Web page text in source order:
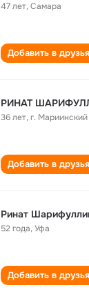
47 лет,Самара
Добавить в друзья
РИНАТ
36 лет,г.
Добавить в друзья
Ринат
52 года,Уфа
Добавить в друзья